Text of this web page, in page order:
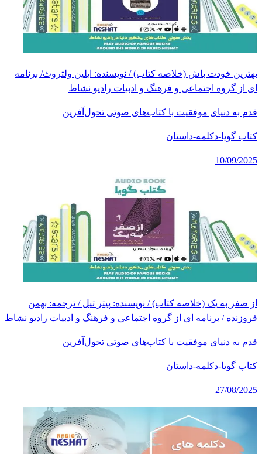
بهترین خودت باش (خلاصه کتاب) / نویسنده: ایلین ولتروث/ برنامه
ای از گروه اجتماعی و فرهنگ و ادبیات رادیو نشاط
قدم به دنیای موفقیت با کتاب‌های صوتی تحول‌آفرین
کتاب گویا-دکلمه-داستان
10/09/2025
از صفر به یک (خلاصه کتاب) / نویسنده: پیتر تیل / ترجمه: بهمن
فروزنده / برنامه ای از گروه اجتماعی و فرهنگ و ادبیات رادیو نشاط
قدم به دنیای موفقیت با کتاب‌های صوتی تحول‌آفرین
کتاب گویا-دکلمه-داستان
27/08/2025